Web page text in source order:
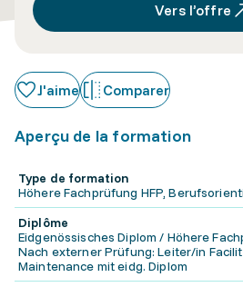
Vers l’offre
J'aime Comparer
Aperçu de la formation
Type de formation
Höhere Fachprüfung HFP,
Diplôme
Eidgenössisches Diplom / Höhere
Nach externer Prüfung: Leiter/in
Maintenance mit eidg. Diplom